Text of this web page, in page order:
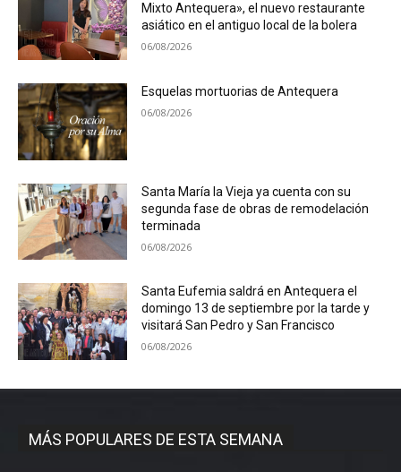
Mixto Antequera», el nuevo restaurante
asiático en el antiguo local de la bolera
06/08/2026
Esquelas mortuorias de Antequera
06/08/2026
Santa María la Vieja ya cuenta con su
segunda fase de obras de remodelación
terminada
06/08/2026
Santa Eufemia saldrá en Antequera el
domingo 13 de septiembre por la tarde y
visitará San Pedro y San Francisco
06/08/2026
MÁS POPULARES DE ESTA SEMANA